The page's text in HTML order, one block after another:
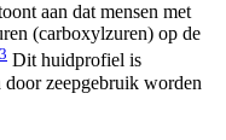
aan dat mensen met
(carboxylzuren) op de
3 Dit huidprofiel is
door zeepgebruik worden